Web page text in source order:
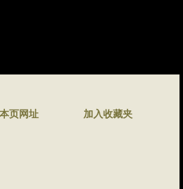
页网址 加入收藏夹